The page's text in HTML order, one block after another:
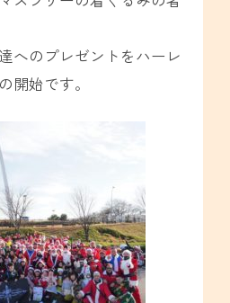
へのプレゼントをハーレ
開始です。